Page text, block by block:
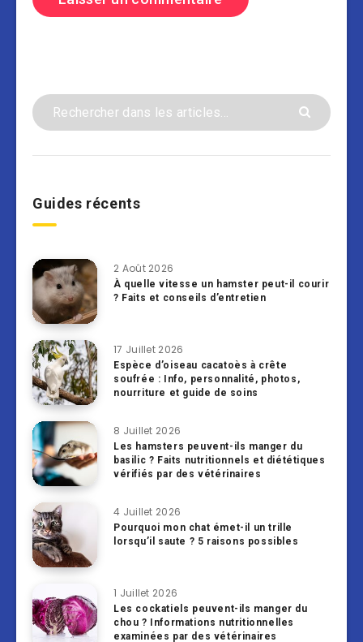
Guides récents
2 Août 2026
À quelle vitesse un hamster peut-il courir
? Faits et conseils d’entretien
17 Juillet 2026
Espèce d’oiseau cacatoès à crête
soufrée : Info, personnalité, photos,
nourriture et guide de soins
8 Juillet 2026
Les hamsters peuvent-ils manger du
basilic ? Faits nutritionnels et diététiques
vérifiés par des vétérinaires
4 Juillet 2026
Pourquoi mon chat émet-il un trille
lorsqu’il saute ? 5 raisons possibles
1 Juillet 2026
Les cockatiels peuvent-ils manger du
chou ? Informations nutritionnelles
examinées par des vétérinaires